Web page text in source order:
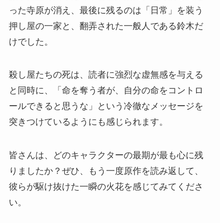
った寺原が消え、最後に残るのは「日常」を装う
押し屋の一家と、翻弄された一般人である鈴木だ
けでした。
殺し屋たちの死は、読者に強烈な虚無感を与える
と同時に、「命を奪う者が、自分の命をコントロ
ールできると思うな」という冷徹なメッセージを
突きつけているようにも感じられます。
皆さんは、どのキャラクターの最期が最も心に残
りましたか？ぜひ、もう一度原作を読み返して、
彼らが駆け抜けた一瞬の火花を感じてみてくださ
い。